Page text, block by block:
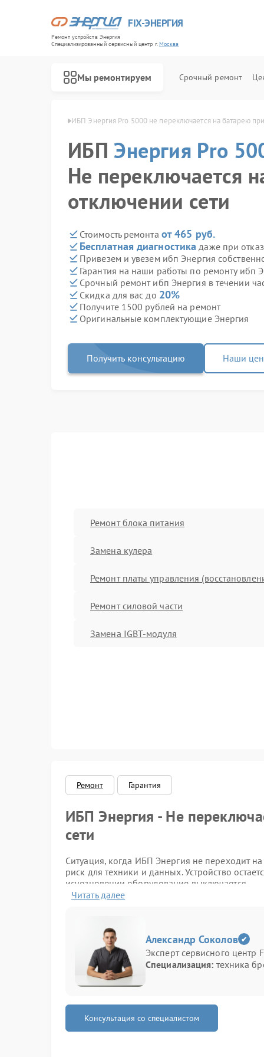
FIX-ЭНЕРГИЯ
Ремонт устройств Энергия
Специализированный cервисный центр г.Москва
Мы ремонтируем Срочный ремонт
Pro 5000 в Москве ИБП Энергия Pro 5000 не переключается на батарею
ИБПЭнергия Pro
Не переключается
отключении сети
Стоимость ремонта от 465 руб.
Бесплатная диагностика даже при
Привезем и увезем ибп Энергия
Гарантия на наши работы по ремонту ибп
Срочный ремонт ибп Энергия в течении
Скидка для вас до 20%
Получите 1500 рублей на ремонт
Оригинальные комплектующие Энергия
Получить консультацию Наши
Ремонт блока питания
Замена кулера
Ремонт платы управления
Ремонт силовой части
Замена IGBT-модуля
Ремонт Гарантия
ИБП Энергия - Не
сети
Ситуация, когда ИБП Энергия не переходит
риск для техники и данных. Устройство
исчезновении оборудование выключается.
Обратить внимание стоит на следующие
мгновенное отключение техники при
индикаторы не меняют состояние при
отсутствие звукового оповещения;
батарея не задействуется даже при полном
Возможные причины
Читать далее
Александр Соколов
Эксперт сервисного центр
Специализация: техника
Консультация со специалистом